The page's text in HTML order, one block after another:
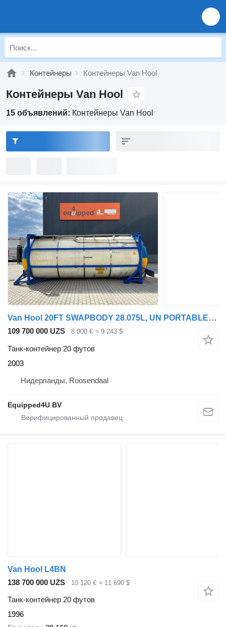
Контейнеры Контейнеры Van Hool
Контейнеры Van Hool
15 объявлений: Контейнеры Van Hool
Van Hool 20FT SWAPBODY 28.075L, UN PORTABLE, T11
109 700 000 UZS 8 000 € ≈ 9 243 $
Танк-контейнер 20 футов
2003
Нидерланды, Roosendaal
Equipped4U BV
Van Hool L4BN
138 700 000 UZS
10 120 € ≈ 11 690 $
Танк-контейнер 20 футов
1996